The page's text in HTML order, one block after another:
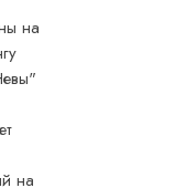
на
на